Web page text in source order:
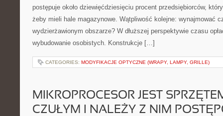
postępuje około dziewięćdziesięciu procent przedsiębiorców,
żeby mieli hale magazynowe. Wątpliwość kolejne: wynajmować
wydzierżawionym obszarze? W dłuższej perspektywie czasu
wybudowanie osobistych. Konstrukcje […]
CATEGORIES: MODYFIKACJE OPTYCZNE (WRAPY, LAMPY, GRILLE)
MIKROPROCESOR JEST
CZUŁYM I NALEŻY Z NIM